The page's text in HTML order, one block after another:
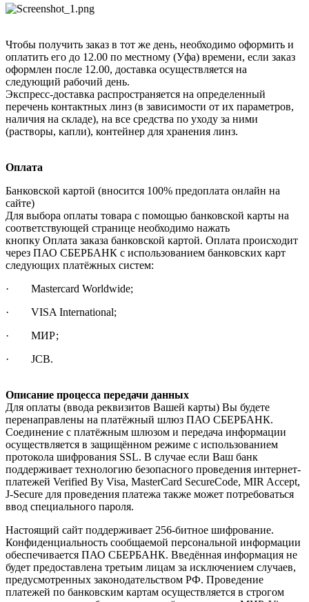
Чтобы получить заказ в тот же день, необходимо оформить и
оплатить его до 12.00 по местному (Уфа) времени, если заказ
оформлен после 12.00, доставка осуществляется на
следующий рабочий день.
Экспресс-доставка распространяется на определенный
перечень контактных линз (в зависимости от их параметров,
наличия на складе), на все средства по уходу за ними
(растворы, капли), контейнер для хранения линз.
Оплата
Банковской картой (вносится 100% предоплата онлайн на
сайте)
Для выбора оплаты товара с помощью банковской карты на
соответствующей странице необходимо нажать
кнопку Оплата заказа банковской картой. Оплата происходит
через ПАО СБЕРБАНК с использованием банковских карт
следующих платёжных систем:
· Mastercard Worldwide;
· VISA International;
· МИР;
· JCB.
Описание процесса передачи данных
Для оплаты (ввода реквизитов Вашей карты) Вы будете
перенаправлены на платёжный шлюз ПАО СБЕРБАНК.
Соединение с платёжным шлюзом и передача информации
осуществляется в защищённом режиме с использованием
протокола шифрования SSL. В случае если Ваш банк
поддерживает технологию безопасного проведения интернет-
платежей Verified By Visa, MasterCard SecureCode, MIR Accept,
J-Secure для проведения платежа также может потребоваться
ввод специального пароля.
Настоящий сайт поддерживает 256-битное шифрование.
Конфиденциальность сообщаемой персональной информации
обеспечивается ПАО СБЕРБАНК. Введённая информация не
будет предоставлена третьим лицам за исключением случаев,
предусмотренных законодательством РФ. Проведение
платежей по банковским картам осуществляется в строгом